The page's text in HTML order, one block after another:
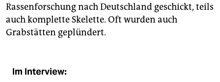
Rassenforschung nach Deutschland geschickt, teils
auch komplette Skelette. Oft wurden auch
Grabstätten geplündert.
Im Interview: